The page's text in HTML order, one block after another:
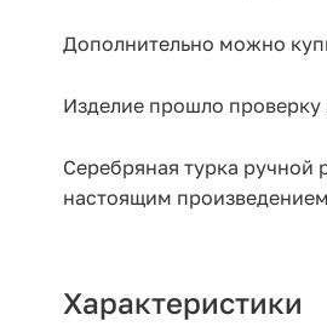
Дополнительно можно
Изделие прошло
Серебряная турка ручной
настоящим
Характеристики